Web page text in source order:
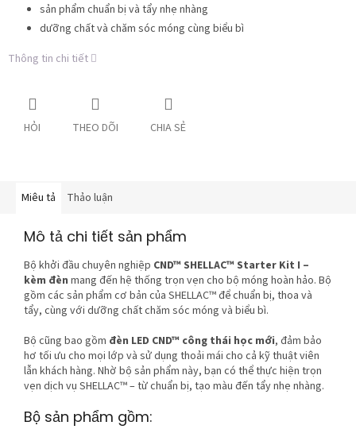
sản phẩm chuẩn bị và tẩy nhẹ nhàng
dưỡng chất và chăm sóc móng cùng biểu bì
Thông tin chi tiết
HỎI THEO DÕI CHIA SẺ
Miêu tả Thảo luận
Mô tả chi tiết sản phẩm
Bộ khởi đầu chuyên nghiệp CND™ SHELLAC™ Starter Kit I –
kèm đèn mang đến hệ thống trọn vẹn cho bộ móng hoàn hảo. Bộ
gồm các sản phẩm cơ bản của SHELLAC™ để chuẩn bị, thoa và
tẩy, cùng với dưỡng chất chăm sóc móng và biểu bì.
Bộ cũng bao gồm đèn LED CND™ công thái học mới, đảm bảo
hơ tối ưu cho mọi lớp và sử dụng thoải mái cho cả kỹ thuật viên
lẫn khách hàng. Nhờ bộ sản phẩm này, bạn có thể thực hiện trọn
vẹn dịch vụ SHELLAC™ – từ chuẩn bị, tạo màu đến tẩy nhẹ nhàng.
Bộ sản phẩm gồm: